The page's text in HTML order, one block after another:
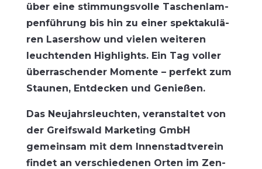
über eine stim­mungs­vol­le Taschen­lam­
pen­füh­rung bis hin zu einer spek­ta­ku­lä­
ren Laser­show und vie­len wei­te­ren
leuch­ten­den High­lights. Ein Tag vol­ler
über­ra­schen­der Momen­te – per­fekt zum
Stau­nen, Ent­de­cken und Genießen.
Das Neu­jahrs­leuch­ten, ver­an­stal­tet von
der Greifs­wald Mar­ke­ting GmbH
gemein­sam mit dem Innen­stadt­ver­ein
fin­det an ver­schie­de­nen Orten im Zen­